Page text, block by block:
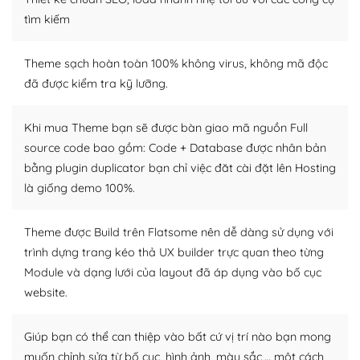
– Sở hữu một cộng đồng lớn, sẵn sàng hỗ trợ
người cuồng tín WordPress.
Nếu bạn gặp khó khăn, bạn có thể lên mạng và tìm
kiếm những cộng đồng WordPress, họ sẽ giúp bạn trả
Cộng đồng sử dụng WordPress sẵn sàng hỗ trợ bạn
– Đa dạng plugin và themes
nhiều plugin trả phí hoặc miễn phí.
tìm kiếm
Theme sạch hoàn toàn 100% không virus, không mã độc
đã được kiểm tra kỹ lưỡng.
Khi mua Theme bạn sẽ được bàn giao mã nguồn Full
source code bao gồm: Code + Database được nhân bản
bằng plugin duplicator bạn chỉ việc đăt cài đặt lên Hosting
là giống demo 100%.
Theme được Build trên Flatsome nên dễ dàng sử dụng với
trình dựng trang kéo thả UX builder trực quan theo từng
Module và dạng lưới của layout đã áp dụng vào bố cục
website.
Giúp bạn có thể can thiệp vào bất cứ vị trí nào bạn mong
muốn chỉnh sửa từ bố cục, hình ảnh, màu sắc,… một cách